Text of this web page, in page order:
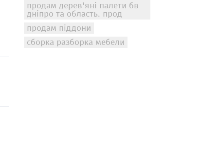
продам дерев'яні палети бв
дніпро та область. прод
продам піддони
сборка разборка мебели